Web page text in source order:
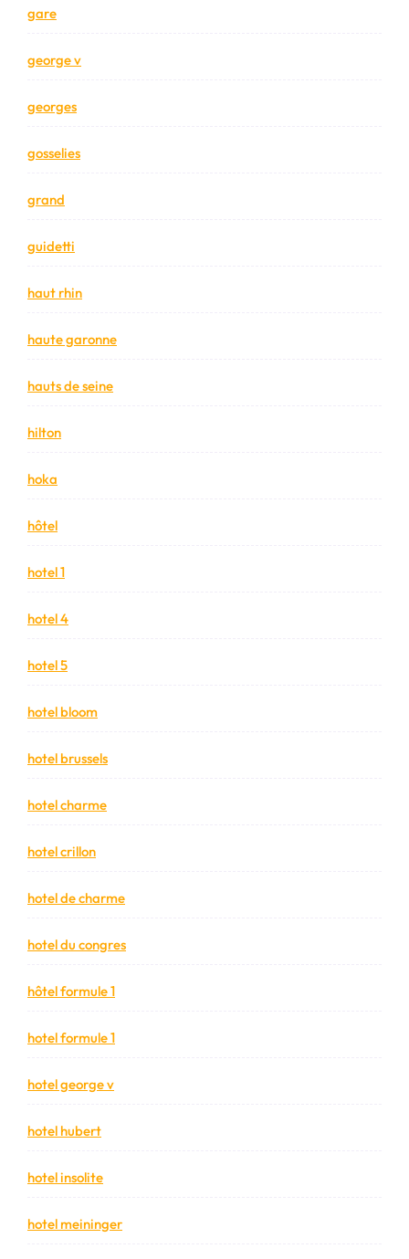
gare
george v
georges
gosselies
grand
guidetti
haut rhin
haute garonne
hauts de seine
hilton
hoka
hôtel
hotel 1
hotel 4
hotel 5
hotel bloom
hotel brussels
hotel charme
hotel crillon
hotel de charme
hotel du congres
hôtel formule 1
hotel formule 1
hotel george v
hotel hubert
hotel insolite
hotel meininger